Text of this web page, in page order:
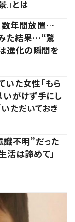
』とは
数年間放置…
た結果…“驚
進化の瞬間を
た女性「もら
いがけず手にし
ただいておき
不明”だった
活は諦めて」